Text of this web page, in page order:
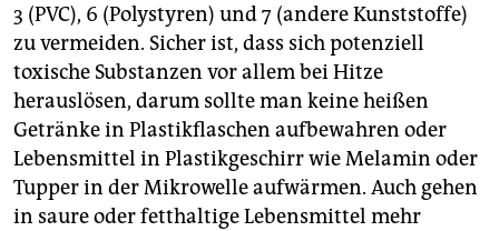
3 (PVC), 6 (Polystyren) und 7 (andere Kunststoffe)
zu vermeiden. Sicher ist, dass sich potenziell
toxische Substanzen vor allem bei Hitze
herauslösen, darum sollte man keine heißen
Getränke in Plastikflaschen aufbewahren oder
Lebensmittel in Plastikgeschirr wie Melamin oder
Tupper in der Mikrowelle aufwärmen. Auch gehen
in saure oder fetthaltige Lebensmittel mehr